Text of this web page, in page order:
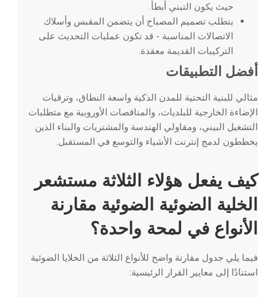
حيث يكون التبني أبطأ.
يتطلب تصميم المصباح أن يتضمن المقبس وأسلاك
الاتصالات المناسبة - قد تكون عمليات التحديث على
التركيبات القديمة معقدة.
أفضل التطبيقات
مثالي للبنية التحتية للمدن الذكية واسعة النطاق، وترقيات
الإضاءة الخارجية للبلديات، والمناقصات الأوروبية مع متطلبات
التشغيل البيني، ومقاولي الهندسة والمشتريات والبناء الذين
يخططون لدمج إنترنت الأشياء والتوسع في المستقبل.
كيف يفعل هؤلاء الثلاثة مستشعر
الخلية الضوئية الضوئية مقارنة
الأنواع في لمحة واحدة؟
فيما يلي جدول مقارنة واضح للأنواع الثلاثة من الخلايا الضوئية
استنادًا إلى معايير القرار الرئيسية: